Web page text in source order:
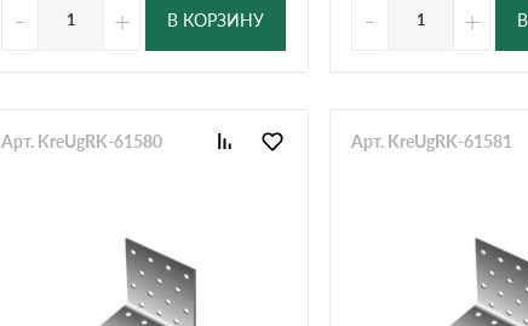
- + В КОРЗИНУ - +
Арт. KreUgRK-61580 Арт. KreUgRK-61581